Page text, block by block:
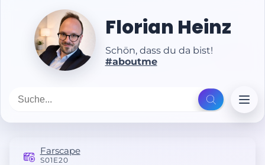
Florian Heinz
Schön, dass du da bist!
#aboutme
Farscape
S01E20